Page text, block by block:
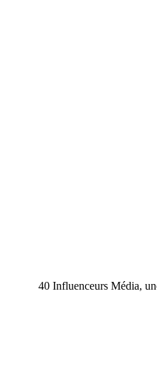
40 Influenceurs Média,